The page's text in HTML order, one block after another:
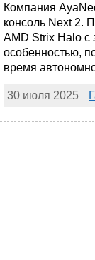
Компания
консоль Next 2.
AMD Strix Halo с
особенностью,
время
30 июля 2025